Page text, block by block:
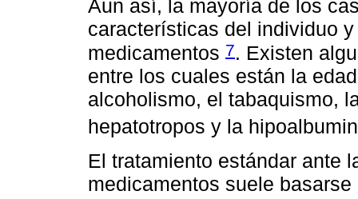
Aun así, la mayoría de los
características del individuo
medicamentos 7. Existen
entre los cuales están la
alcoholismo, el tabaquismo,
hepatotropos y la
El tratamiento estándar ante
medicamentos suele